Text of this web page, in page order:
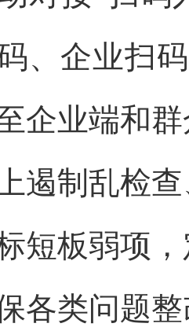
、企业扫
企业端和
遏制乱检
短板弱项
各类问题